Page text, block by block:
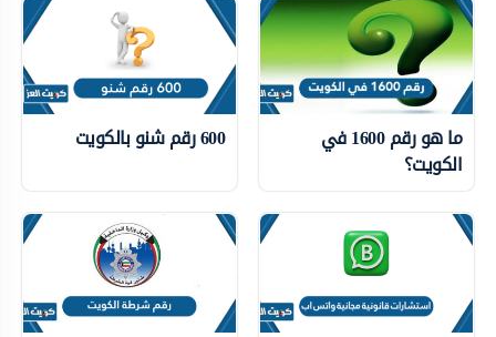
ما هو رقم 1600 في
الكويت؟
600 رقم شنو بالكويت